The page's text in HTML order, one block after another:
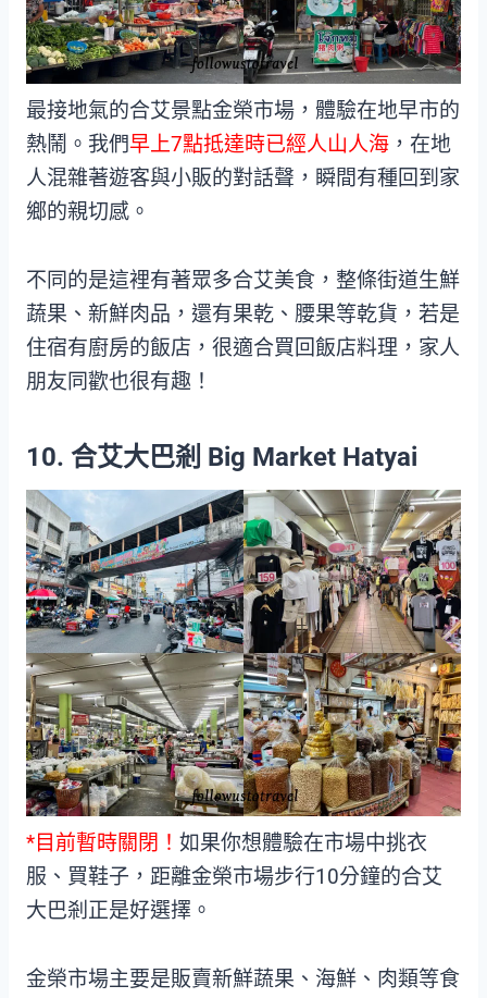
最接地氣的合艾景點金榮市場，體驗在地早市的
熱鬧。我們早上7點抵達時已經人山人海 ，在地
人混雜著遊客與小販的對話聲，瞬間有種回到家
鄉的親切感。
不同的是這裡有著眾多合艾美食，整條街道生鮮
蔬果、新鮮肉品，還有果乾、腰果等乾貨，若是
住宿有廚房的飯店，很適合買回飯店料理，家人
朋友同歡也很有趣！
10. 合艾大巴剎 Big Market Hatyai
*目前暫時關閉！ 如果你想體驗在市場中挑衣
服、買鞋子，距離金榮市場步行10分鐘的合艾
大巴剎正是好選擇。
金榮市場主要是販賣新鮮蔬果、海鮮、肉類等食